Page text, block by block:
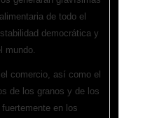
de todo el
democrática y
mundo.
comercio, así como el
de los granos y de los
en los